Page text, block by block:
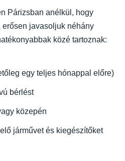
Párizsban anélkül, hogy
javasoljuk néhány
közé tartoznak:
egy teljes hónappal előre)
bérlést
közepén
járművet és kiegészítőket